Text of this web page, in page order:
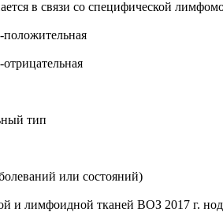
в связи со специфической
тип
или состояний)
и лимфоидной тканей ВОЗ 2017 г.